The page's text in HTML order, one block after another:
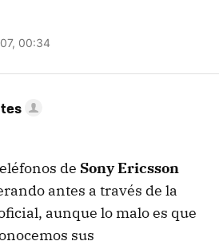
00:34
de Sony Ericsson
antes a través de la
aunque lo malo es que
sus